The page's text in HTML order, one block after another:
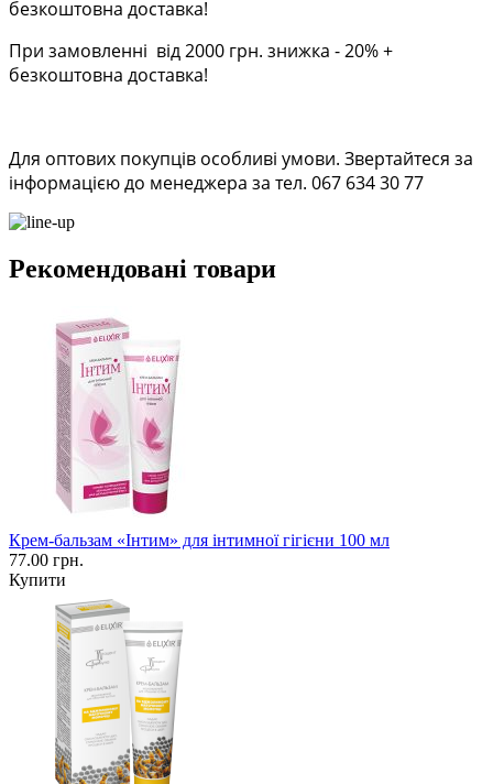
безкоштовна доставка!
При замовленні від 2000 грн. знижка - 20% +
безкоштовна доставка!
Для оптових покупців особливі умови. Звертайтеся за
інформацією до менеджера за тел. 067 634 30 77
Рекомендовані товари
Крем-бальзам «Інтим» для інтимної гігієни 100 мл
77.00 грн.
Купити